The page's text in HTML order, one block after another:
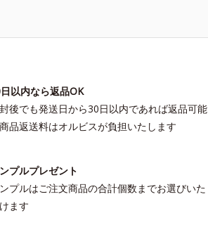
以内なら返品OK
後でも発送日から30日以内であれば返品可能
品返送料はオルビスが負担いたします
プルプレゼント
プルはご注文商品の合計個数までお選びいた
ます